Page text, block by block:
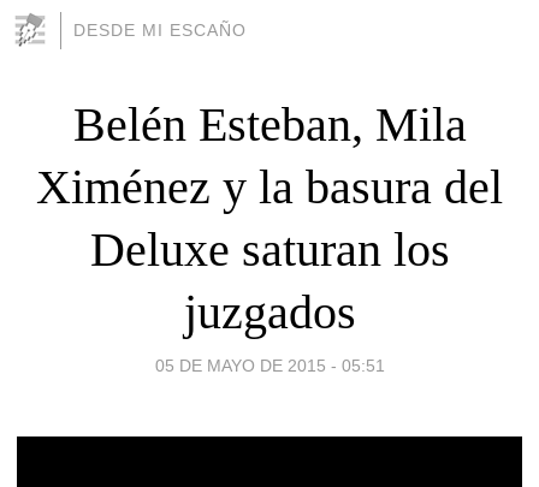
DESDE MI ESCAÑO
Belén Esteban, Mila
Ximénez y la basura del
Deluxe saturan los
juzgados
05 DE MAYO DE 2015 - 05:51